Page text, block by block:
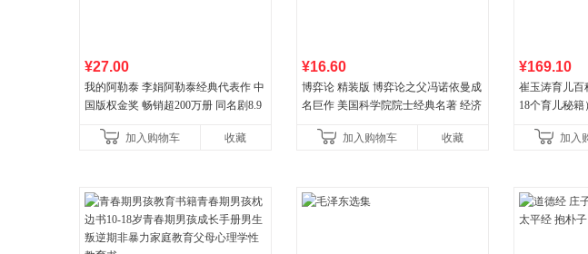
¥27.00
我的阿勒泰 李娟阿勒泰经典代表作 中
国版权金奖 畅销超200万册 同名剧8.9
加入购物车
收藏
¥16.60
博弈论 精装版 博弈论之父冯诺依曼成
名巨作 美国科学院院士经典名著 经济
加入购物车
收藏
¥169.10
崔玉涛育儿百
18个育儿秘籍）
加入